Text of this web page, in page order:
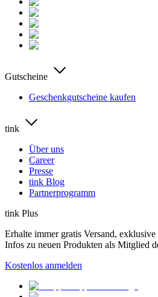
Gutscheine
Geschenkgutscheine kaufen
tink
Über uns
Career
Presse
tink Blog
Partnerprogramm
tink Plus
Erhalte immer gratis Versand,
Infos zu neuen Produkten als Mitglied
Kostenlos anmelden